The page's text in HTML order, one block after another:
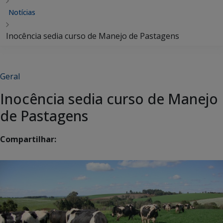
Notícias
Inocência sedia curso de Manejo de Pastagens
Geral
Inocência sedia curso de Manejo
de Pastagens
Compartilhar: